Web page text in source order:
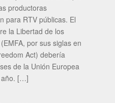
productoras
para RTV públicas. El
la Libertad de los
por sus siglas en
Act) debería
de la Unión Europea
año. […]